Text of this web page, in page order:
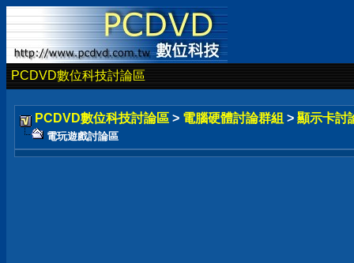
PCDVD數位科技討論區
PCDVD數位科技討論區 > 電腦硬體討論群組 > 顯示卡討
電玩遊戲討論區